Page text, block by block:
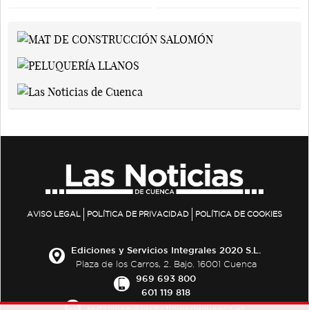
AVISO LEGAL POLÍTICA DE PRIVACIDAD POLÍTICA DE COOKIES
Ediciones y Servicios Integrales 2020 S.L.
Plaza de los Carros, 2. Bajo. 16001 Cuenca
969 693 800
601 119 818